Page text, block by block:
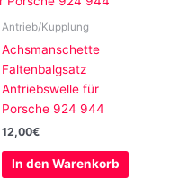
Antrieb/Kupplung
Achsmanschette
Faltenbalgsatz
Antriebswelle für
Porsche 924 944
12,00€
In den Warenkorb